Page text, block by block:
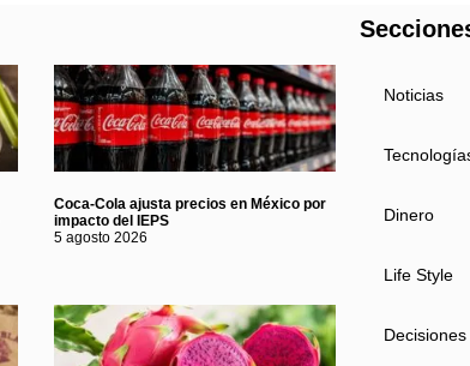
Coca-Cola ajusta precios en México por
impacto del IEPS
5 agosto 2026
Noticias
Dinero
Life Style
Decisiones